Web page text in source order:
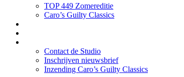
TOP 449 Zomereditie
Caro’s Guilty Classics
Contact de Studio
Inschrijven nieuwsbrief
Inzending Caro’s Guilty Classics